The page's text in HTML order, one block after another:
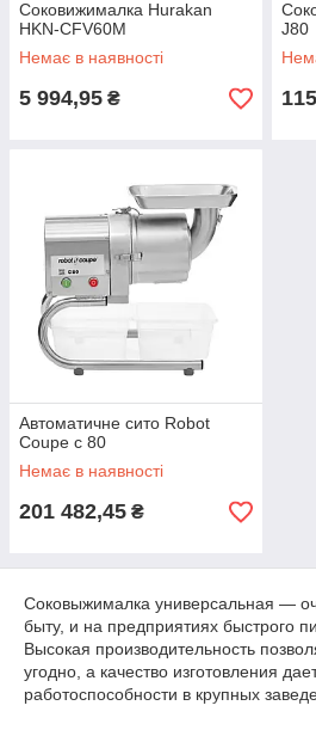
Соковижималка Hurakan
HKN-CFV60M
Немає в наявності
5 994,95 ₴
J80
Автоматичне сито Robot
Coupe с 80
Немає в наявності
201 482,45 ₴
Соковыжималка универсальная —
быту, и на предприятиях быстрого
Высокая производительность
угодно, а качество изготовления
работоспособности в крупных